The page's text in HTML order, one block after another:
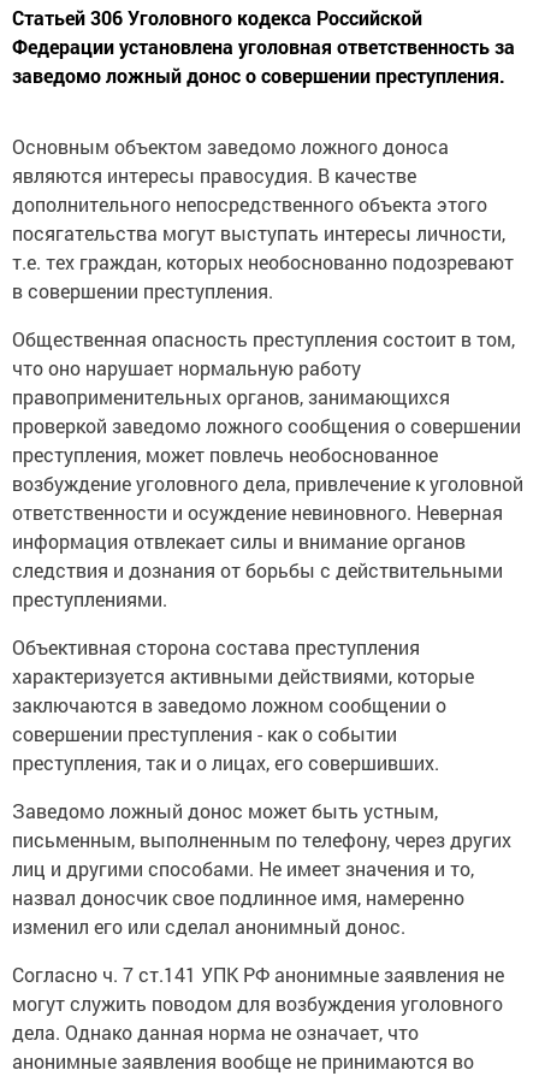
Статьей 306 Уголовного кодекса Российской
Федерации установлена уголовная ответственность за
заведомо ложный донос о совершении преступления.
Основным объектом заведомо ложного доноса
являются интересы правосудия. В качестве
дополнительного непосредственного объекта этого
посягательства могут выступать интересы личности,
т.е. тех граждан, которых необоснованно подозревают
в совершении преступления.
Общественная опасность преступления состоит в том,
что оно нарушает нормальную работу
правоприменительных органов, занимающихся
проверкой заведомо ложного сообщения о совершении
преступления, может повлечь необоснованное
возбуждение уголовного дела, привлечение к уголовной
ответственности и осуждение невиновного. Неверная
информация отвлекает силы и внимание органов
следствия и дознания от борьбы с действительными
преступлениями.
Объективная сторона состава преступления
характеризуется активными действиями, которые
заключаются в заведомо ложном сообщении о
совершении преступления - как о событии
преступления, так и о лицах, его совершивших.
Заведомо ложный донос может быть устным,
письменным, выполненным по телефону, через других
лиц и другими способами. Не имеет значения и то,
назвал доносчик свое подлинное имя, намеренно
изменил его или сделал анонимный донос.
Согласно ч. 7 ст.141 УПК РФ анонимные заявления не
могут служить поводом для возбуждения уголовного
дела. Однако данная норма не означает, что
анонимные заявления вообще не принимаются во